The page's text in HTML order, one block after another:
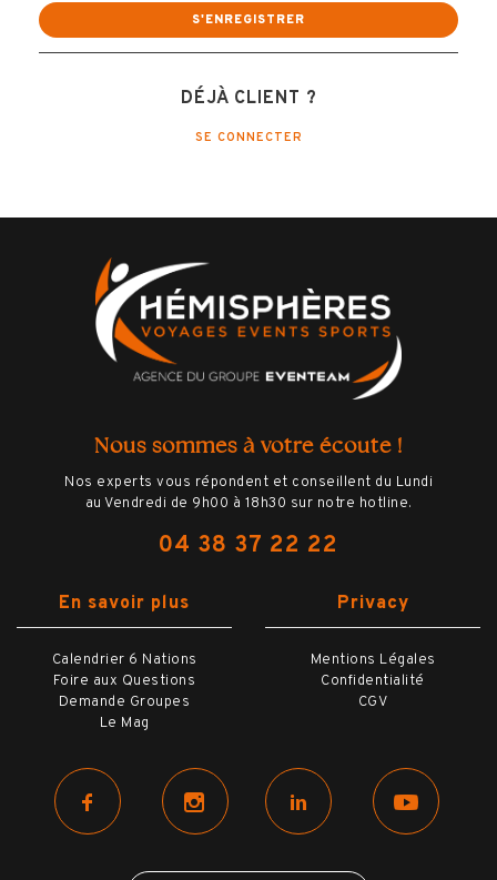
DÉJÀ CLIENT ?
SE CONNECTER
Nous sommes à votre écoute !
Nos experts vous répondent et conseillent du Lundi
au Vendredi de 9h00 à 18h30 sur notre hotline.
04 38 37 22 22
En savoir plus
Calendrier 6 Nations
Foire aux Questions
Demande Groupes
Le Mag
Privacy
Mentions Légales
Confidentialité
CGV